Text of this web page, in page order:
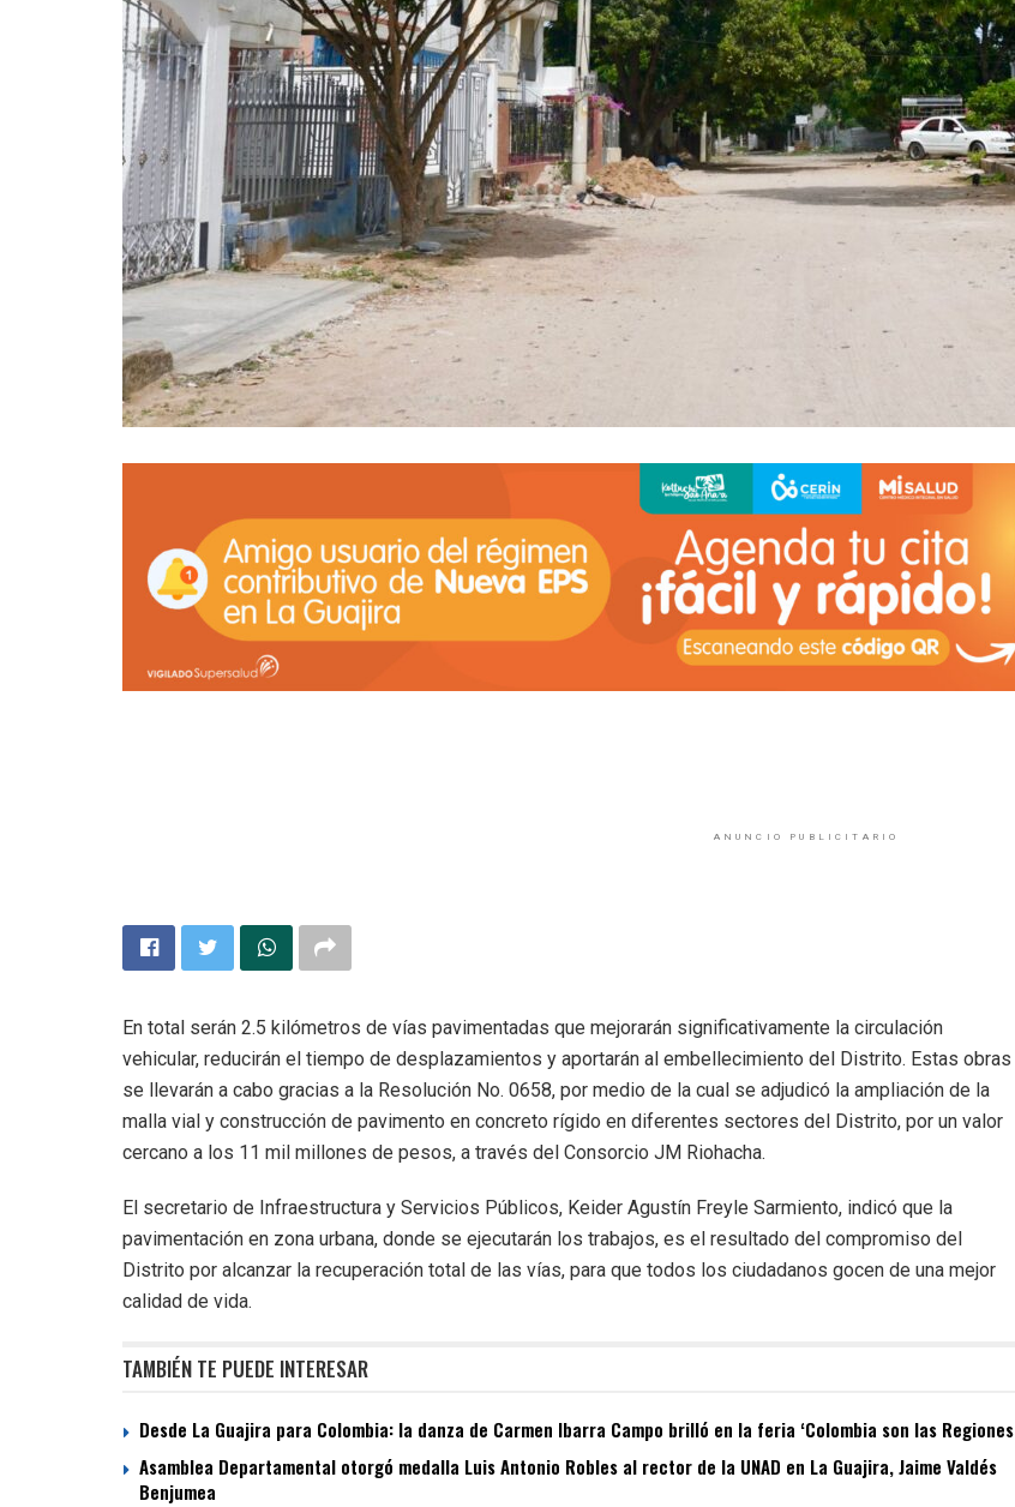
ANUNCIO PUBLICITARIO
En total serán 2.5 kilómetros de vías pavimentadas que mejorarán significativamente la circulación
vehicular, reducirán el tiempo de desplazamientos y aportarán al embellecimiento del Distrito. Estas obras
se llevarán a cabo gracias a la Resolución No. 0658, por medio de la cual se adjudicó la ampliación de la
malla vial y construcción de pavimento en concreto rígido en diferentes sectores del Distrito, por un valor
cercano a los 11 mil millones de pesos, a través del Consorcio JM Riohacha.
El secretario de Infraestructura y Servicios Públicos, Keider Agustín Freyle Sarmiento, indicó que la
pavimentación en zona urbana, donde se ejecutarán los trabajos, es el resultado del compromiso del
Distrito por alcanzar la recuperación total de las vías, para que todos los ciudadanos gocen de una mejor
calidad de vida.
TAMBIÉN TE PUEDE INTERESAR
Desde La Guajira para Colombia: la danza de Carmen Ibarra Campo brilló en la feria ‘Colombia son las Regiones
Asamblea Departamental otorgó medalla Luis Antonio Robles al rector de la UNAD en La Guajira, Jaime Valdés
Benjumea